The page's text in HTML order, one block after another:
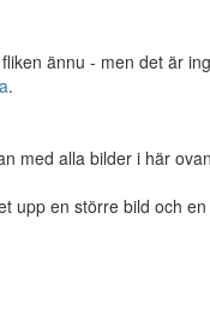
ännu - men det är
.
med alla bilder i här
upp en större bild och